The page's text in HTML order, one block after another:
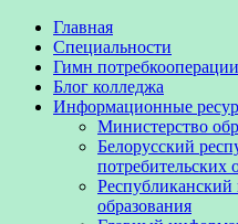
Главная
Специальности
Гимн потребкооперации
Блог колледжа
Информационные
Министерство
Белорусский
потребительских
Республиканский
образования